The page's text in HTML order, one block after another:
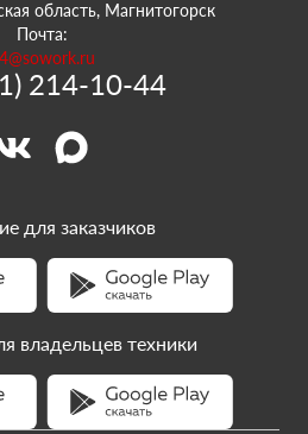
область, Магнитогорск
Почта:
214-10-44
для заказчиков
владельцев техники